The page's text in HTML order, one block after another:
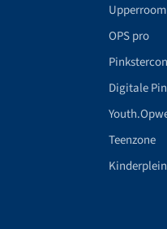
Upperroom
OPS pro
Digitale
Teenzone
Kinderplein